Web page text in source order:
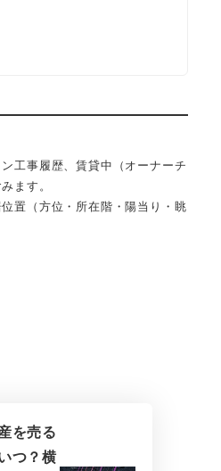
工事履歴、賃貸中（オーナーチ
ます。
置（方位・所在階・陽当り・眺
を売る
つ？横